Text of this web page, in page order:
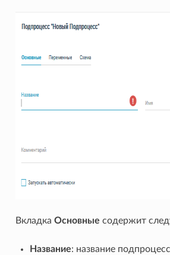
Вкладка Основные содержит
Название: название